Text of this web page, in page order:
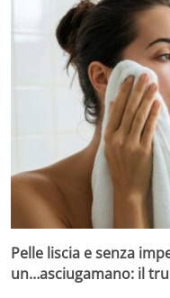
Pelle liscia e senza
un…asciugamano: il